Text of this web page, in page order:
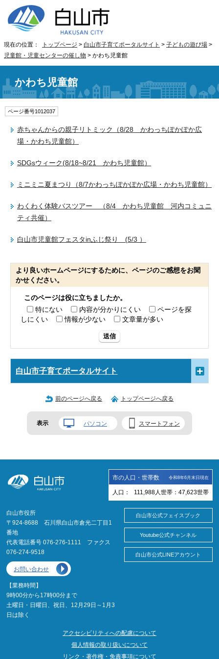
現在の位置： トップページ > 白山市子育てポータルサイト > 子どもの遊び場 >
児童館・児童センターの催し物 > かわち児童館
かわち児童館
ページ番号1012037
赤ちゃんからの親子リトミック（8/28 かわっちぽかぽか広
場・かわち児童館）
SDGsウィーク(8/18~8/21 かわち児童館）
ミニミニ夏まつり（8/7かわっちぽかぽか広場・かわち児童館）
わくわく体験バスツアー （8/4 かわち児童館 河内コミュニ
ティ共催）
白山市児童館フェスタinふじ祭り (5/3 ）
より良いホームページにするために、ページのご感想をお聞
かせください。
このページは役に立ちましたか。
特にない
内容が分かりにくい
ページを探
しにくい
情報が少ない 文章量が多い
送信
白山市子育てポータルサイト
前のページへ戻る トップページへ戻る
表示 パソコン スマートフォン
市の人口・世帯数 令和8年6月末日現在
人口： 111,988 人 世帯： 47,623世帯
白山市役所
〒924-8688 石川県白山市倉光二丁目1
番地
代表電話番号 076-276-1111 ファクス
076-274-9518
お問い合わせ
【業務時間】
9時00分から17時00分まで
土曜日・日曜日、祝日、12月29日～1月3
日は除く
白山市公式フェイスブック
Youtube公式チャンネル
白山市公式LINEアカウント
アクセシビリティへの配慮について
個人情報の取り扱いについて
リンク・著作権・免責事項について